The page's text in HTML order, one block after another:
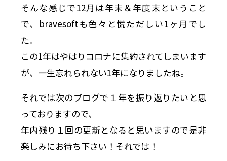
そんな感じで12月は年末＆年度末ということ
で、bravesoftも色々と慌ただしい1ヶ月でし
た。
この1年はやはりコロナに集約されてしまいます
が、一生忘れられない1年になりましたね。
それでは次のブログで１年を振り返りたいと思
っておりますので、
年内残り１回の更新となると思いますので是非
楽しみにお待ち下さい！それでは！